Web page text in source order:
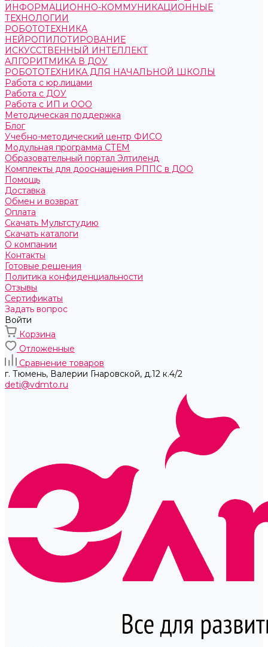
ИНФОРМАЦИОННО-КОММУНИКАЦИОННЫЕ
ТЕХНОЛОГИИ
РОБОТОТЕХНИКА
НЕЙРОПИЛОТИРОВАНИЕ
ИСКУССТВЕННЫЙ ИНТЕЛЛЕКТ
АЛГОРИТМИКА В ДОУ
РОБОТОТЕХНИКА ДЛЯ НАЧАЛЬНОЙ ШКОЛЫ
Работа с юр.лицами
Работа с ДОУ
Работа с ИП и ООО
Методическая поддержка
Блог
Учебно-методический центр ФИСО
Модульная программа СТЕМ
Образовательный портал Элтиленд
Комплекты для дооснащения РППС в ДОО
Помощь
Доставка
Обмен и возврат
Оплата
Скачать Мультстудию
Скачать каталоги
О компании
Контакты
Готовые решения
Политика конфиденциальности
Отзывы
Сертификаты
Задать вопрос
Войти
Корзина
Отложенные
Сравнение товаров
г. Тюмень, ​Валерии Гнаровской, д.12 к.4/2
deti@vdmto.ru